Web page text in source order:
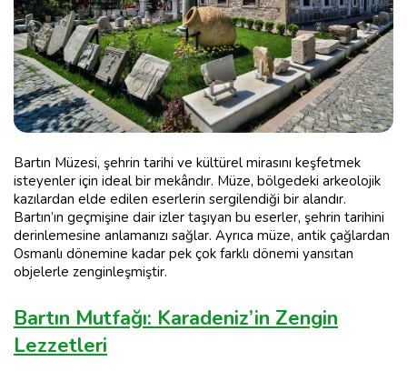
Bartın Müzesi, şehrin tarihi ve kültürel mirasını keşfetmek
isteyenler için ideal bir mekândır. Müze, bölgedeki arkeolojik
kazılardan elde edilen eserlerin sergilendiği bir alandır.
Bartın’ın geçmişine dair izler taşıyan bu eserler, şehrin tarihini
derinlemesine anlamanızı sağlar. Ayrıca müze, antik çağlardan
Osmanlı dönemine kadar pek çok farklı dönemi yansıtan
objelerle zenginleşmiştir.
Bartın Mutfağı: Karadeniz’in Zengin
Lezzetleri